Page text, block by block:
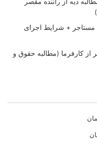
مستاجر + شرایط اجرای
از کارفرما (مطالبه حقوق و